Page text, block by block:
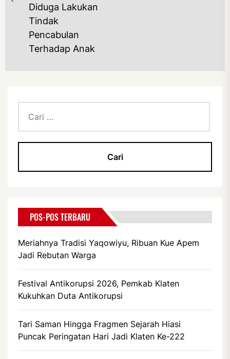
Previous
post:
Diduga Lakukan
Tindak
Pencabulan
Terhadap Anak
untuk:
POS-POS TERBARU
Meriahnya Tradisi Yaqowiyu, Ribuan Kue Apem
Jadi Rebutan Warga
Festival Antikorupsi 2026, Pemkab Klaten
Kukuhkan Duta Antikorupsi
Tari Saman Hingga Fragmen Sejarah Hiasi
Puncak Peringatan Hari Jadi Klaten Ke-222